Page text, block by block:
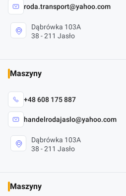
roda.transport@yahoo.com
Dąbrówka 103A
38 - 211 Jasło
Maszyny
+48 608 175 887
handelrodajaslo@yahoo.com
Dąbrówka 103A
38 - 211 Jasło
Maszyny